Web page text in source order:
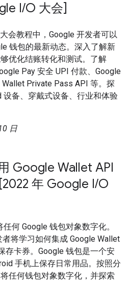
I/O 大会]
会教程中，Google 开发者可以
钱包的最新动态。深入了解新
优化结账转化和测试。了解
Pay 安全 UPI 付款、Google
Private Pass API 等。探
设备、穿戴式设备、行业和体验
日
Google Wallet API
年 Google I/O
何 Google 钱包对象数字化。
将学习如何集成 Google Wallet
存卡券。Google 钱包是一个安
手机上保存日常用品。按照分
任何钱包对象数字化，并探索